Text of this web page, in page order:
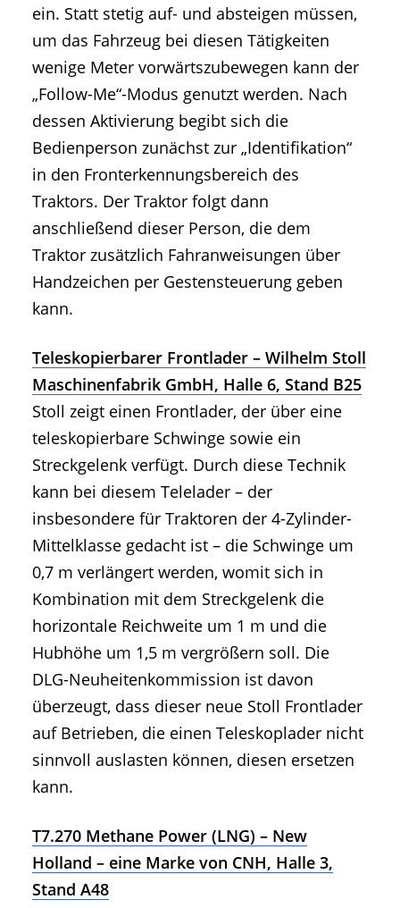
ein. Statt stetig auf- und absteigen müssen,
um das Fahrzeug bei diesen Tätigkeiten
wenige Meter vorwärtszubewegen kann der
„Follow-Me“-Modus genutzt werden. Nach
dessen Aktivierung begibt sich die
Bedienperson zunächst zur „Identifikation“
in den Fronterkennungsbereich des
Traktors. Der Traktor folgt dann
anschließend dieser Person, die dem
Traktor zusätzlich Fahranweisungen über
Handzeichen per Gestensteuerung geben
kann.
Teleskopierbarer Frontlader – Wilhelm Stoll
Maschinenfabrik GmbH, Halle 6, Stand B25
Stoll zeigt einen Frontlader, der über eine
teleskopierbare Schwinge sowie ein
Streckgelenk verfügt. Durch diese Technik
kann bei diesem Telelader – der
insbesondere für Traktoren der 4-Zylinder-
Mittelklasse gedacht ist – die Schwinge um
0,7 m verlängert werden, womit sich in
Kombination mit dem Streckgelenk die
horizontale Reichweite um 1 m und die
Hubhöhe um 1,5 m vergrößern soll. Die
DLG-Neuheitenkommission ist davon
überzeugt, dass dieser neue Stoll Frontlader
auf Betrieben, die einen Teleskoplader nicht
sinnvoll auslasten können, diesen ersetzen
kann.
T7.270 Methane Power (LNG) – New
Holland – eine Marke von CNH, Halle 3,
Stand A48